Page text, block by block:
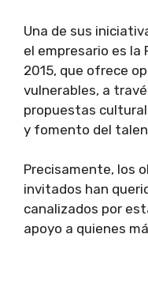
Una de sus
el empresario es la
2015, que ofrece
vulnerables, a
propuestas
y fomento del
Precisamente, los
invitados han
canalizados por
apoyo a quienes